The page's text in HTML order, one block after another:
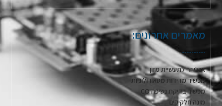
מאמרים אחרונים:
אנלייזר לתעשיית מזון
מכשיר מדידות מטאורולוגיות
מכשיר בדיקת נשיפה CO
מונה חלקיקים